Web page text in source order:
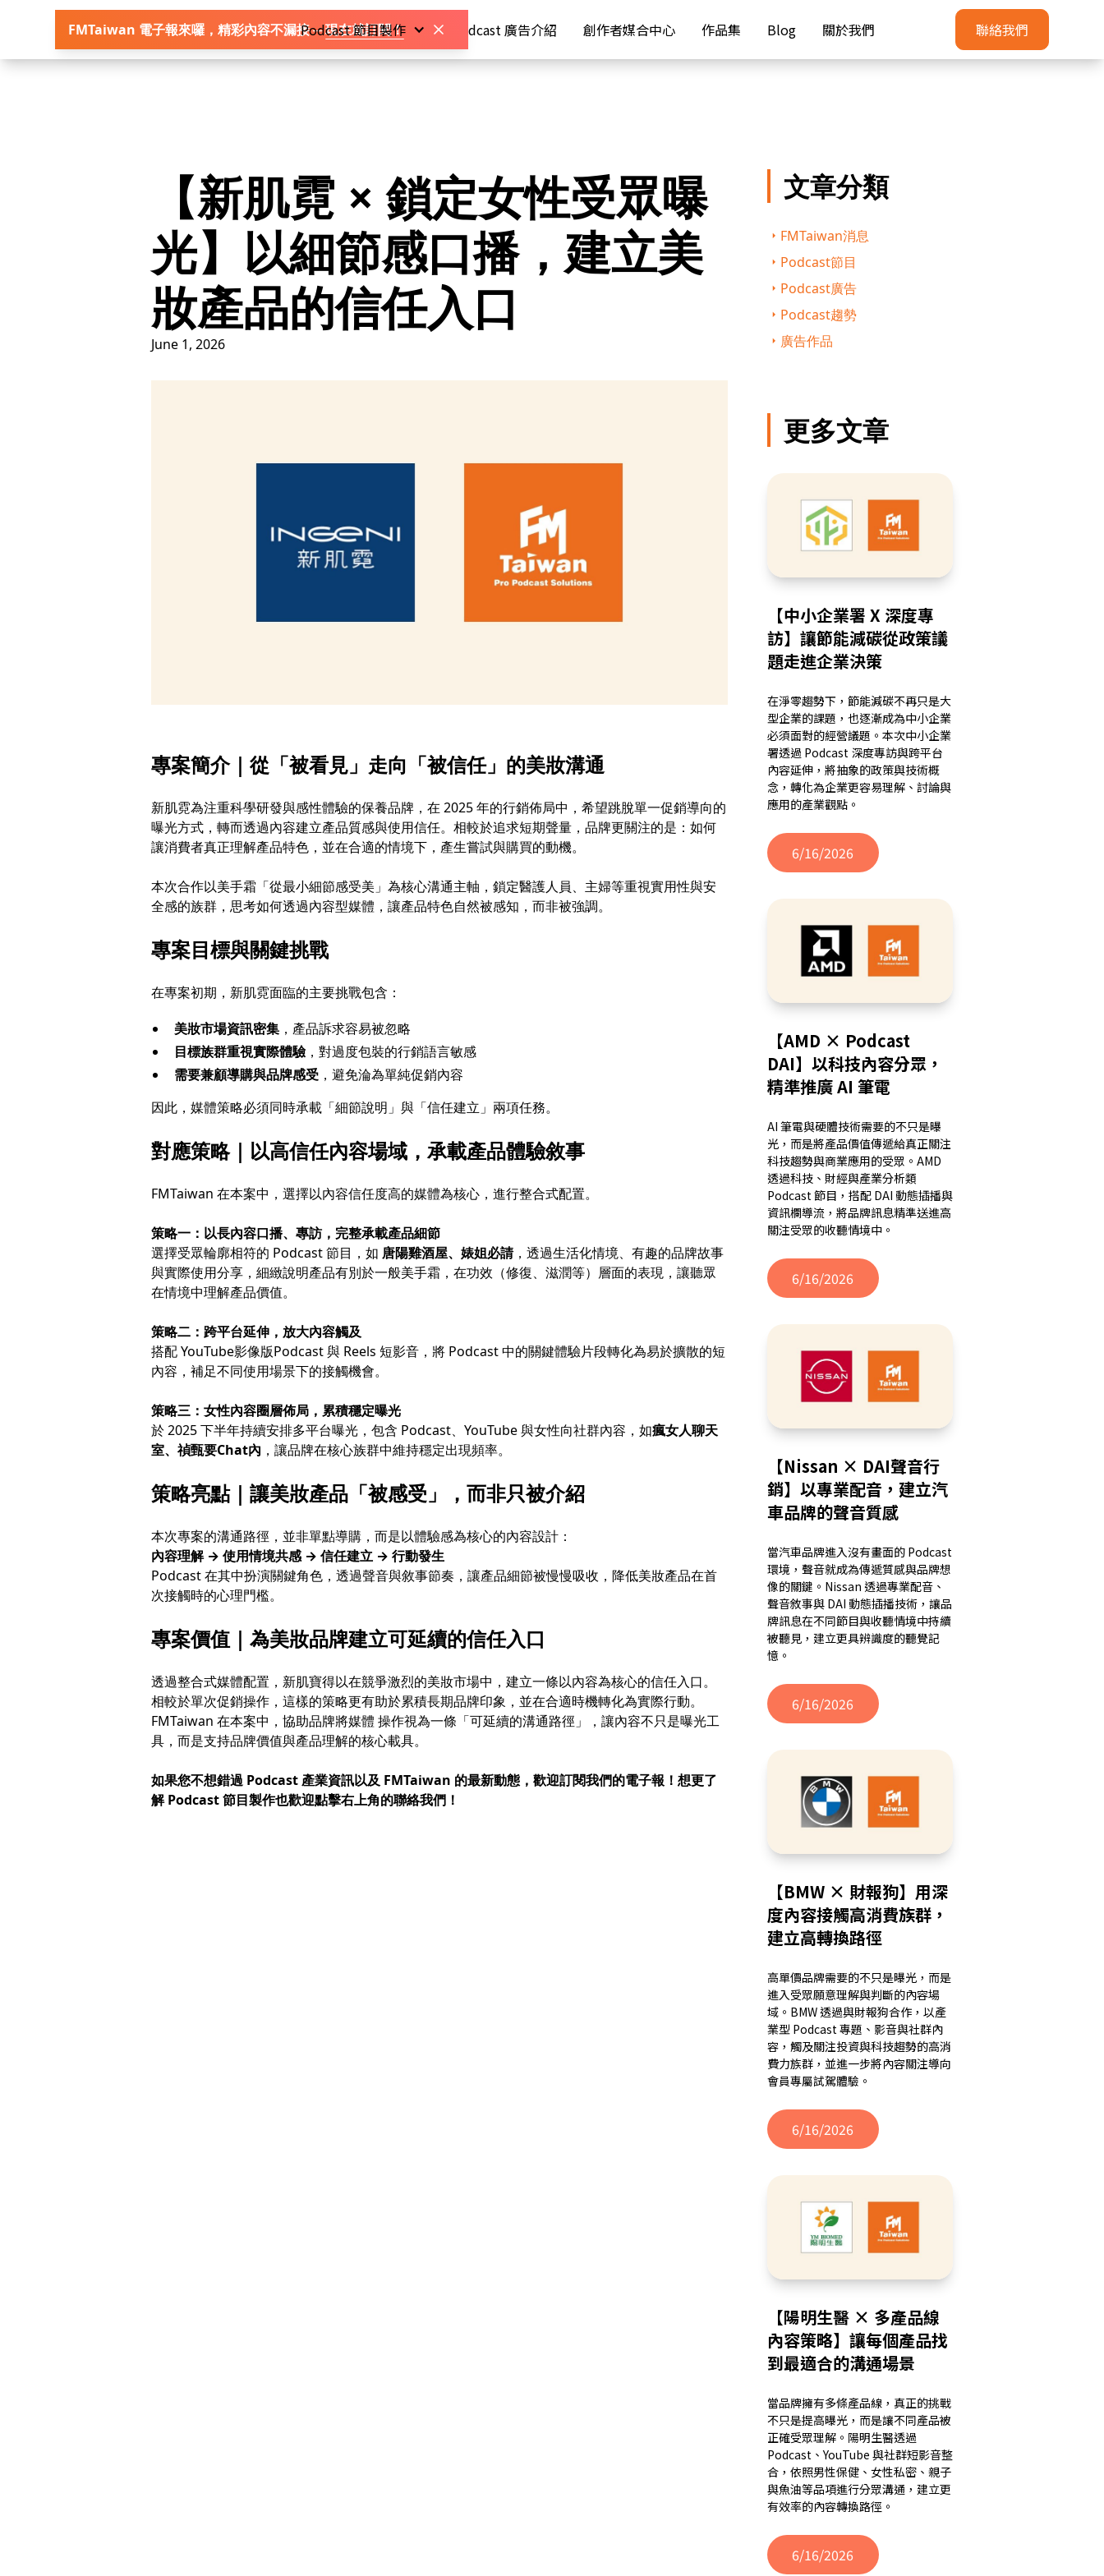
首頁 Podcast 節目製作 Podcast 廣告介紹 創作者媒合中心 作品集 Blog 關於我們 聯絡我們
FMTaiwan 電子報來囉，精彩內容不漏接 ─現在就訂閱！
【新肌霓 × 鎖定女性受眾曝
光】以細節感口播，建立美
妝產品的信任入口
June 1, 2026
專案簡介｜從「被看見」走向「被信任」的美妝溝通
新肌霓為注重科學研發與感性體驗的保養品牌，在 2025 年的行銷佈局中，希望跳脫單一促銷導向的
曝光方式，轉而透過內容建立產品質感與使用信任。相較於追求短期聲量，品牌更關注的是：如何
讓消費者真正理解產品特色，並在合適的情境下，產生嘗試與購買的動機。
本次合作以美手霜「從最小細節感受美」為核心溝通主軸，鎖定醫護人員、主婦等重視實用性與安
全感的族群，思考如何透過內容型媒體，讓產品特色自然被感知，而非被強調。
專案目標與關鍵挑戰
在專案初期，新肌霓面臨的主要挑戰包含：
美妝市場資訊密集 ，產品訴求容易被忽略
目標族群重視實際體驗，對過度包裝的行銷語言敏感
需要兼顧導購與品牌感受 ，避免淪為單純促銷內容
因此，媒體策略必須同時承載「細節說明」與「信任建立」兩項任務。
對應策略｜以高信任內容場域，承載產品體驗敘事
FMTaiwan 在本案中，選擇以內容信任度高的媒體為核心，進行整合式配置。
策略一：以長內容口播、專訪，完整承載產品細節
選擇受眾輪廓相符的 Podcast 節目，如 唐陽雞酒屋、婊姐必請，透過生活化情境、有趣的品牌故事
與實際使用分享，細緻說明產品有別於一般美手霜，在功效（修復、滋潤等）層面的表現，讓聽眾
在情境中理解產品價值。
策略二：跨平台延伸，放大內容觸及
搭配 YouTube影像版Podcast 與 Reels 短影音，將 Podcast 中的關鍵體驗片段轉化為易於擴散的短
內容，補足不同使用場景下的接觸機會。
策略三：女性內容圈層佈局，累積穩定曝光
於 2025 下半年持續安排多平台曝光，包含 Podcast、YouTube 與女性向社群內容，如瘋女人聊天
室、禎甄要Chat內 ，讓品牌在核心族群中維持穩定出現頻率。
策略亮點｜讓美妝產品「被感受」，而非只被介紹
本次專案的溝通路徑，並非單點導購，而是以體驗感為核心的內容設計：
內容理解 → 使用情境共感 → 信任建立 → 行動發生
Podcast 在其中扮演關鍵角色，透過聲音與敘事節奏，讓產品細節被慢慢吸收，降低美妝產品在首
次接觸時的心理門檻。
專案價值｜為美妝品牌建立可延續的信任入口
透過整合式媒體配置，新肌寶得以在競爭激烈的美妝市場中，建立一條以內容為核心的信任入口。
相較於單次促銷操作，這樣的策略更有助於累積長期品牌印象，並在合適時機轉化為實際行動。
FMTaiwan 在本案中，協助品牌將媒體 操作視為一條「可延續的溝通路徑」，讓內容不只是曝光工
具，而是支持品牌價值與產品理解的核心載具。
如果您不想錯過 Podcast 產業資訊以及 FMTaiwan 的最新動態，歡迎訂閱我們的電子報！想更了
解 Podcast 節目製作也歡迎點擊右上角的聯絡我們！
文章分類
FMTaiwan消息
Podcast節目
Podcast廣告
Podcast趨勢
廣告作品
更多文章
【中小企業署 X 深度專
訪】讓節能減碳從政策議
題走進企業決策
在淨零趨勢下，節能減碳不再只是大
型企業的課題，也逐漸成為中小企業
必須面對的經營議題。本次中小企業
署透過 Podcast 深度專訪與跨平台
內容延伸，將抽象的政策與技術概
念，轉化為企業更容易理解、討論與
應用的產業觀點。
6/16/2026
【AMD × Podcast
DAI】以科技內容分眾，
精準推廣 AI 筆電
AI 筆電與硬體技術需要的不只是曝
光，而是將產品價值傳遞給真正關注
科技趨勢與商業應用的受眾。AMD
透過科技、財經與產業分析類
Podcast 節目，搭配 DAI 動態插播與
資訊欄導流，將品牌訊息精準送進高
關注受眾的收聽情境中。
6/16/2026
【Nissan × DAI聲音行
銷】以專業配音，建立汽
車品牌的聲音質感
當汽車品牌進入沒有畫面的 Podcast
環境，聲音就成為傳遞質感與品牌想
像的關鍵。Nissan 透過專業配音、
聲音敘事與 DAI 動態插播技術，讓品
牌訊息在不同節目與收聽情境中持續
被聽見，建立更具辨識度的聽覺記
憶。
6/16/2026
【BMW × 財報狗】用深
度內容接觸高消費族群，
建立高轉換路徑
高單價品牌需要的不只是曝光，而是
進入受眾願意理解與判斷的內容場
域。BMW 透過與財報狗合作，以產
業型 Podcast 專題、影音與社群內
容，觸及關注投資與科技趨勢的高消
費力族群，並進一步將內容關注導向
會員專屬試駕體驗。
6/16/2026
【陽明生醫 × 多產品線
內容策略】讓每個產品找
到最適合的溝通場景
當品牌擁有多條產品線，真正的挑戰
不只是提高曝光，而是讓不同產品被
正確受眾理解。陽明生醫透過
Podcast、YouTube 與社群短影音整
合，依照男性保健、女性私密、親子
與魚油等品項進行分眾溝通，建立更
有效率的內容轉換路徑。
6/16/2026